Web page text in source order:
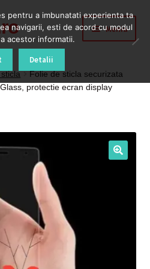
Meniu
Folie de sticla securizata
protectie ecran display
pentru a imbunatati experienta ta
navigarii, esti de acord cu modul
acestor informatii.
Detalii